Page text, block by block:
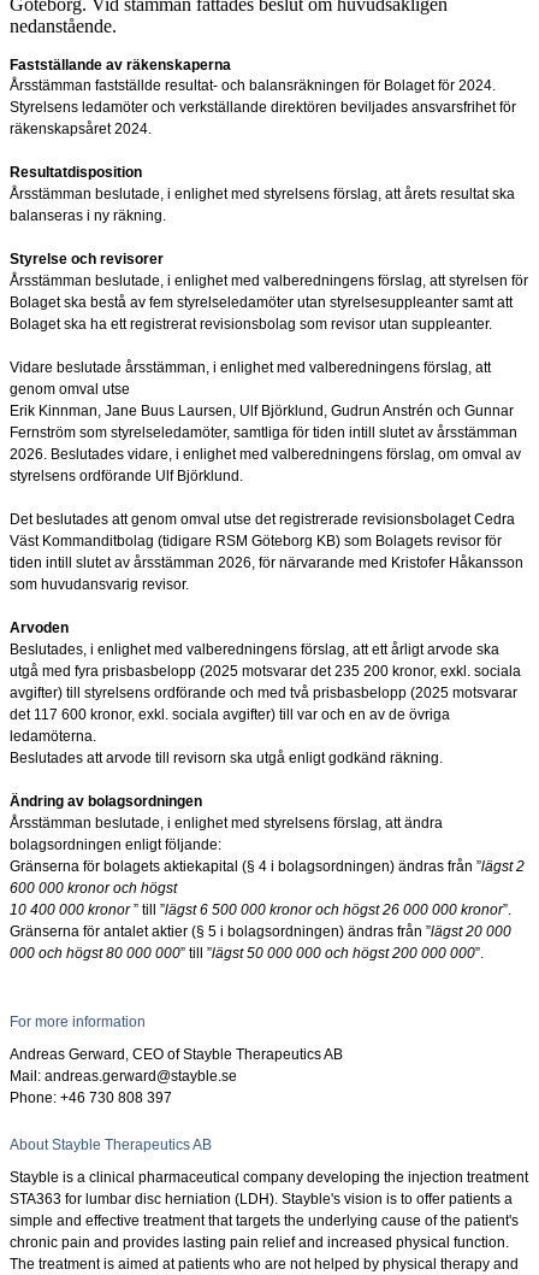
Göteborg. Vid stämman fattades beslut om huvudsakligen
nedanstående.
Fastställande av räkenskaperna
Årsstämman fastställde resultat- och balansräkningen för Bolaget för 2024.
Styrelsens ledamöter och verkställande direktören beviljades ansvarsfrihet för
räkenskapsåret 2024.
Resultatdisposition
Årsstämman beslutade, i enlighet med styrelsens förslag, att årets resultat ska
balanseras i ny räkning.
Styrelse och revisorer
Årsstämman beslutade, i enlighet med valberedningens förslag, att styrelsen för
Bolaget ska bestå av fem styrelseledamöter utan styrelsesuppleanter samt att
Bolaget ska ha ett registrerat revisionsbolag som revisor utan suppleanter.
Vidare beslutade årsstämman, i enlighet med valberedningens förslag, att
genom omval utse
Erik Kinnman, Jane Buus Laursen, Ulf Björklund, Gudrun Anstrén och Gunnar
Fernström som styrelseledamöter, samtliga för tiden intill slutet av årsstämman
2026. Beslutades vidare, i enlighet med valberedningens förslag, om omval av
styrelsens ordförande Ulf Björklund.
Det beslutades att genom omval utse det registrerade revisionsbolaget Cedra
Väst Kommanditbolag (tidigare RSM Göteborg KB) som Bolagets revisor för
tiden intill slutet av årsstämman 2026, för närvarande med Kristofer Håkansson
som huvudansvarig revisor.
Arvoden
Beslutades, i enlighet med valberedningens förslag, att ett årligt arvode ska
utgå med fyra prisbasbelopp (2025 motsvarar det 235 200 kronor, exkl. sociala
avgifter) till styrelsens ordförande och med två prisbasbelopp (2025 motsvarar
det 117 600 kronor, exkl. sociala avgifter) till var och en av de övriga
ledamöterna.
Beslutades att arvode till revisorn ska utgå enligt godkänd räkning.
Ändring av bolagsordningen
Årsstämman beslutade, i enlighet med styrelsens förslag, att ändra
bolagsordningen enligt följande:
Gränserna för bolagets aktiekapital (§ 4 i bolagsordningen) ändras från ”lägst 2
600 000 kronor och högst
10 400 000 kronor” till ”lägst 6 500 000 kronor och högst 26 000 000 kronor”.
Gränserna för antalet aktier (§ 5 i bolagsordningen) ändras från ”lägst 20 000
000 och högst 80 000 000” till ”lägst 50 000 000 och högst 200 000 000”.
For more information
Andreas Gerward, CEO of Stayble Therapeutics AB
Mail: andreas.gerward@stayble.se
Phone: +46 730 808 397
About Stayble Therapeutics AB
Stayble is a clinical pharmaceutical company developing the injection treatment
STA363 for lumbar disc herniation (LDH). Stayble's vision is to offer patients a
simple and effective treatment that targets the underlying cause of the patient's
chronic pain and provides lasting pain relief and increased physical function.
The treatment is aimed at patients who are not helped by physical therapy and